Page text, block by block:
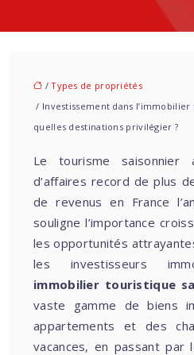
/Types de propriétés
/ Investissement dans
quelles destinations privilégier ?
Le tourisme
d’affaires record de plus
de revenus en France
souligne l’importance
les opportunités
les investisseurs
immobilier touristique
vaste gamme de biens
appartements et des
vacances, en passant par